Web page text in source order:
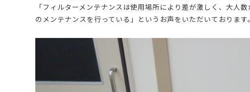
「フィルターメンテナンスは使用場所により差が激しく、大人
のメンテナンスを行っている」というお声をいただいております